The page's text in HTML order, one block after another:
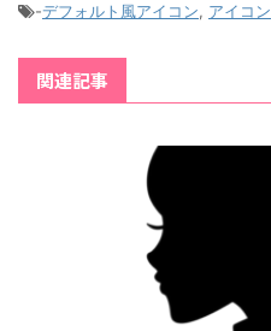
-デフォルト風アイコン, アイコン
関連記事